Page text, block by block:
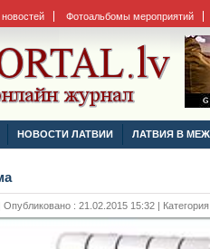
Фотоальбомы мероприятий
НОВОСТИ ЛАТВИИ ЛАТВИЯ В
: 21.02.2015 15:32 |